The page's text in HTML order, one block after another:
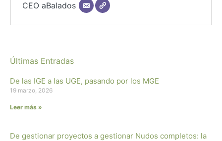
CEO aBalados
Últimas Entradas
De las IGE a las UGE, pasando por los MGE
19 marzo, 2026
Leer más »
De gestionar proyectos a gestionar Nudos completos: la